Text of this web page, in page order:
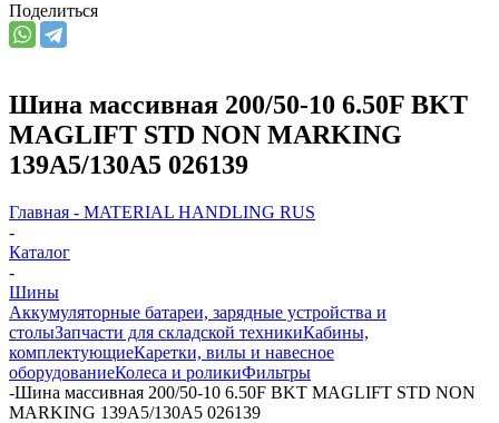
Поделиться
Шина массивная 200/50-10 6.50F BKT
MAGLIFT STD NON MARKING
139A5/130A5 026139
Главная - MATERIAL HANDLING RUS
-
Каталог
-
Шины
Аккумуляторные батареи, зарядные устройства и
столыЗапчасти для складской техникиКабины,
комплектующиеКаретки, вилы и навесное
оборудованиеКолеса и роликиФильтры
-Шина массивная 200/50-10 6.50F BKT MAGLIFT STD NON
MARKING 139A5/130A5 026139